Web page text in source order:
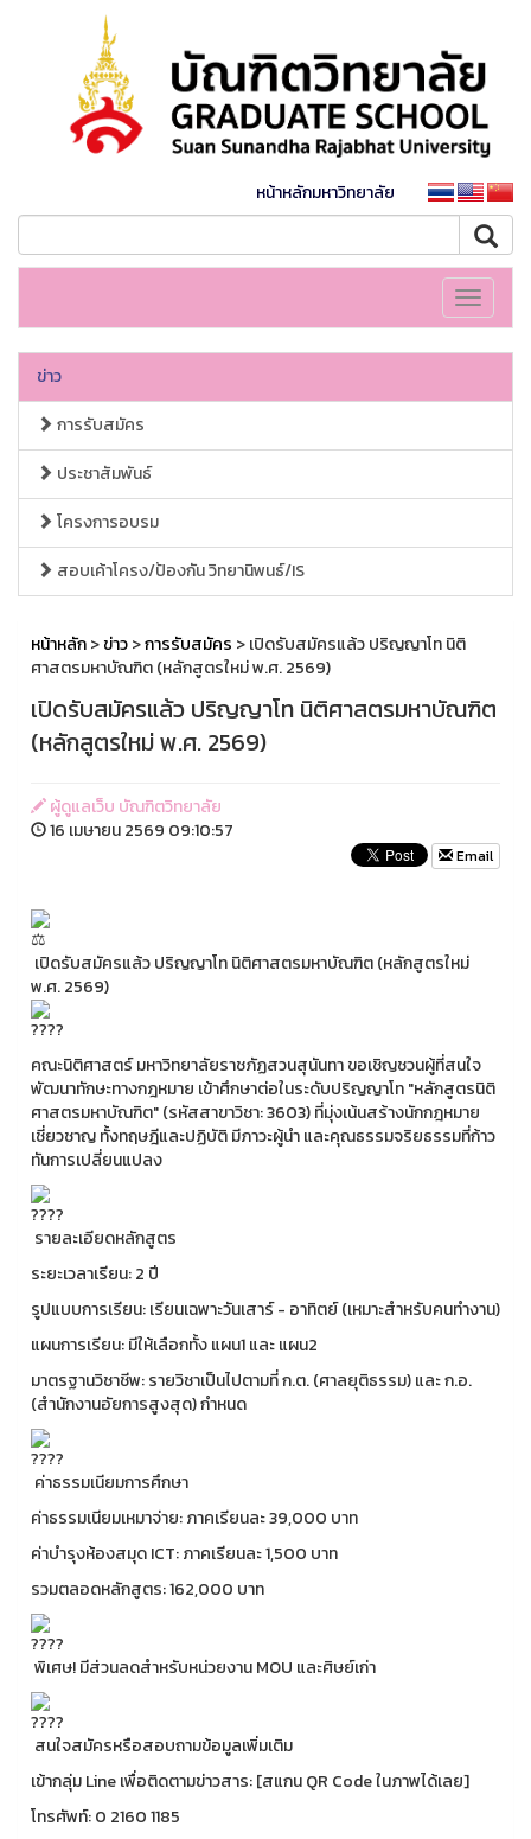
หน้าหลักมหาวิทยาลัย
Toggle
ข่าว
การรับสมัคร
ประชาสัมพันธ์
โครงการอบรม
สอบเค้าโครง/ป้องกัน วิทยานิพนธ์/IS
หน้าหลัก>ข่าว>การรับสมัคร > เปิดรับสมัครแล้ว ปริญญาโท นิติ
ศาสตรมหาบัณฑิต (หลักสูตรใหม่ พ.ศ. 2569)
เปิดรับสมัครแล้ว ปริญญาโท นิติศาสตรมหาบัณฑิต
(หลักสูตรใหม่ พ.ศ. 2569)
ผู้ดูแลเว็บ บัณฑิตวิทยาลัย
16 เมษายน 2569 09:10:57
Email
เปิดรับสมัครแล้ว ปริญญาโท นิติศาสตรมหาบัณฑิต (หลักสูตรใหม่
พ.ศ. 2569)
คณะนิติศาสตร์ มหาวิทยาลัยราชภัฏสวนสุนันทา ขอเชิญชวนผู้ที่สนใจ
พัฒนาทักษะทางกฎหมาย เข้าศึกษาต่อในระดับปริญญาโท "หลักสูตรนิติ
ศาสตรมหาบัณฑิต" (รหัสสาขาวิชา: 3603) ที่มุ่งเน้นสร้างนักกฎหมาย
เชี่ยวชาญ ทั้งทฤษฎีและปฏิบัติ มีภาวะผู้นำ และคุณธรรมจริยธรรมที่ก้าว
ทันการเปลี่ยนแปลง
รายละเอียดหลักสูตร
ระยะเวลาเรียน: 2 ปี
รูปแบบการเรียน: เรียนเฉพาะวันเสาร์ - อาทิตย์ (เหมาะสำหรับคนทำงาน)
แผนการเรียน: มีให้เลือกทั้ง แผน1 และ แผน2
มาตรฐานวิชาชีพ: รายวิชาเป็นไปตามที่ ก.ต. (ศาลยุติธรรม) และ ก.อ.
(สำนักงานอัยการสูงสุด) กำหนด
ค่าธรรมเนียมการศึกษา
ค่าธรรมเนียมเหมาจ่าย: ภาคเรียนละ 39,000 บาท
ค่าบำรุงห้องสมุด ICT: ภาคเรียนละ 1,500 บาท
รวมตลอดหลักสูตร: 162,000 บาท
พิเศษ! มีส่วนลดสำหรับหน่วยงาน MOU และศิษย์เก่า
สนใจสมัครหรือสอบถามข้อมูลเพิ่มเติม
เข้ากลุ่ม Line เพื่อติดตามข่าวสาร: [สแกน QR Code ในภาพได้เลย]
โทรศัพท์: 0 2160 1185